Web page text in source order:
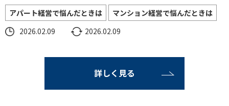
アパート経営で悩んだときは
マンション経営で悩んだときは
2026.02.09
2026.02.09
詳しく見る